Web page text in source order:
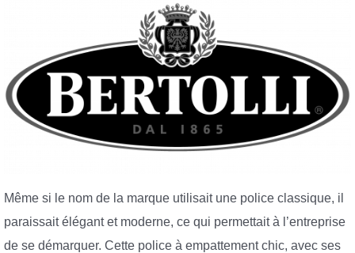
Même si le nom de la marque utilisait une police classique, il
paraissait élégant et moderne, ce qui permettait à l’entreprise
de se démarquer. Cette police à empattement chic, avec ses